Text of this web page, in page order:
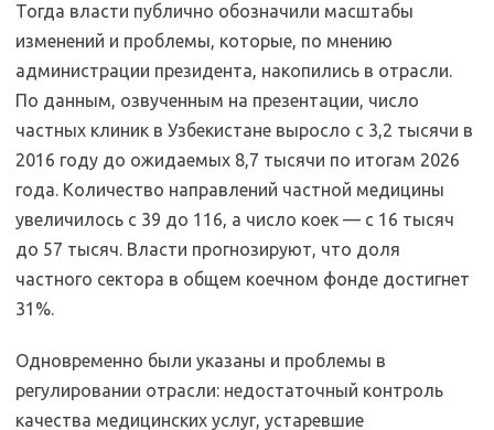
Тогда власти публично обозначили масштабы
изменений и проблемы, которые, по мнению
администрации президента, накопились в отрасли.
По данным, озвученным на презентации, число
частных клиник в Узбекистане выросло с 3,2 тысячи в
2016 году до ожидаемых 8,7 тысячи по итогам 2026
года. Количество направлений частной медицины
увеличилось с 39 до 116, а число коек — с 16 тысяч
до 57 тысяч. Власти прогнозируют, что доля
частного сектора в общем коечном фонде достигнет
31%.
Одновременно были указаны и проблемы в
регулировании отрасли: недостаточный контроль
качества медицинских услуг, устаревшие